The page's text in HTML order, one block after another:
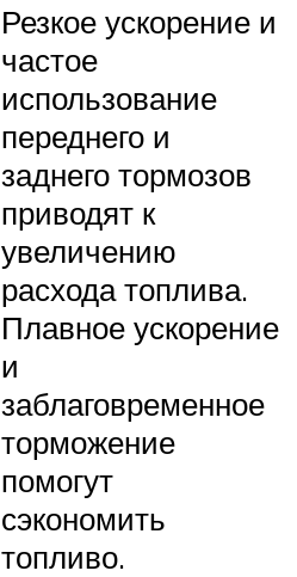
Резкое ускорение и
частое
использование
переднего и
заднего тормозов
приводят к
увеличению
расхода топлива.
Плавное ускорение
и
заблаговременное
торможение
помогут
сэкономить
топливо.